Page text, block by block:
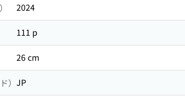
2024
111 p
26 cm
） JP